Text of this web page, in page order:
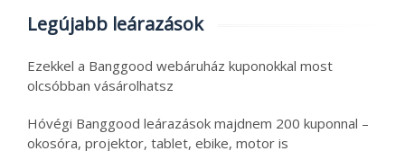
Legújabb leárazások
Ezekkel a Banggood webáruház kuponokkal most
olcsóbban vásárolhatsz
Hóvégi Banggood leárazások majdnem 200 kuponnal –
okosóra, projektor, tablet, ebike, motor is